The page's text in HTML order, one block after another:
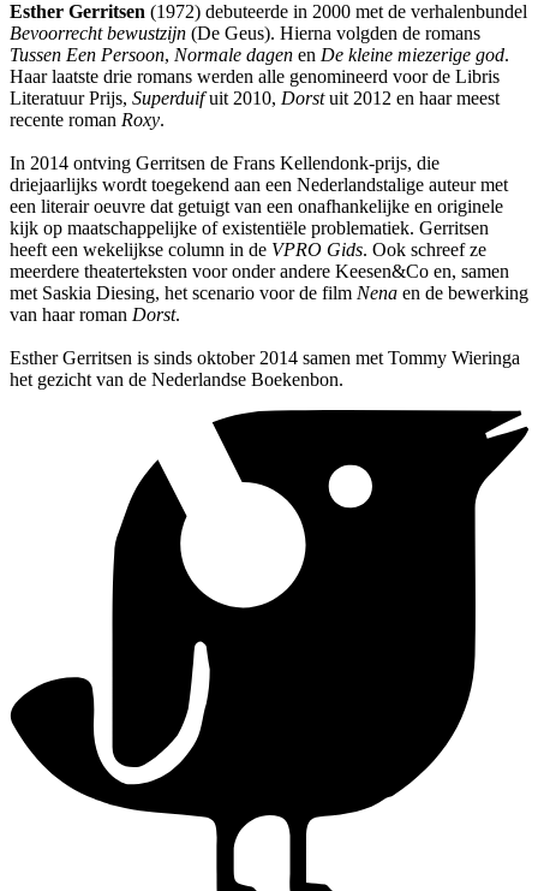
Esther Gerritsen (1972) debuteerde in 2000 met de verhalenbundel
Bevoorrecht bewustzijn (De Geus). Hierna volgden de romans
Tussen Een Persoon, Normale dagen en De kleine miezerige god.
Haar laatste drie romans werden alle genomineerd voor de Libris
Literatuur Prijs, Superduifuit 2010, Dorstuit 2012 en haar meest
recente roman Roxy.
In 2014 ontving Gerritsen de Frans Kellendonk-prijs, die
driejaarlijks wordt toegekend aan een Nederlandstalige auteur met
een literair oeuvre dat getuigt van een onafhankelijke en originele
kijk op maatschappelijke of existentiële problematiek. Gerritsen
heeft een wekelijkse column in de VPRO Gids. Ook schreef ze
meerdere theaterteksten voor onder andere Keesen&Co en, samen
met Saskia Diesing, het scenario voor de film Nena en de bewerking
van haar roman Dorst.
Esther Gerritsen is sinds oktober 2014 samen met Tommy Wieringa
het gezicht van de Nederlandse Boekenbon.